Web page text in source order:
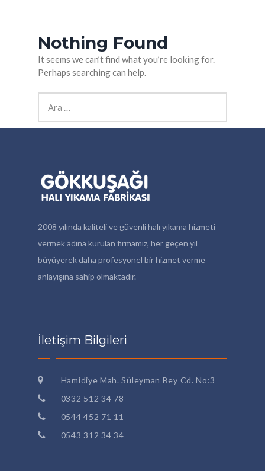
Nothing Found
It seems we can’t find what you’re looking for.
Perhaps searching can help.
2008 yılında kaliteli ve güvenli halı yıkama hizmeti
vermek adına kurulan firmamız, her geçen yıl
büyüyerek daha profesyonel bir hizmet verme
anlayışına sahip olmaktadır.
İletişim Bilgileri
Hamidiye Mah. Süleyman Bey Cd. No:3
0332 512 34 78
0544 452 71 11
0543 312 34 34